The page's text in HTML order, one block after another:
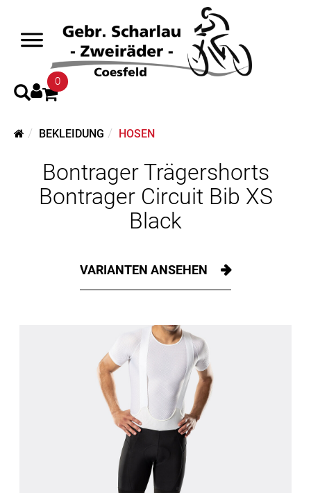
0
BEKLEIDUNG HOSEN
Bontrager Trägershorts
Bontrager Circuit Bib XS
Black
VARIANTEN ANSEHEN